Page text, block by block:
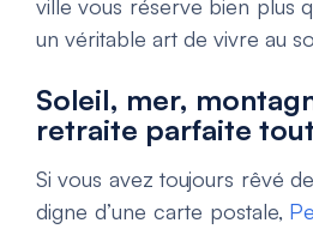
ville vous réserve bien plus
un véritable art de vivre au
Soleil, mer,
retraite parfaite
Si vous avez toujours rêvé
digne d’une carte postale,